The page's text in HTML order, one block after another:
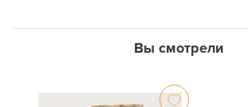
Вы смотрели